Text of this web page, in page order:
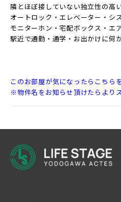
隣とほぼ接していない独立性の高
オートロック・エレベーター・シ
モニターホン・宅配ボックス・エ
駅近で通勤・通学・お出かけに何
このお部屋が気になったらこちら
※物件名をお知らせ頂けたらよりス